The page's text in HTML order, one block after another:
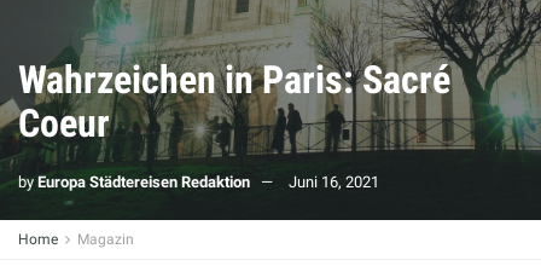
Wahrzeichen in Paris: Sacré
Coeur
by Europa Städtereisen Redaktion Juni 16, 2021
Home Magazin